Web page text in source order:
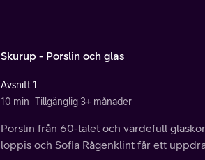
Skurup - Porslin och glas
Avsnitt 1
10 min Tillgänglig 3+ månader
Porslin från 60-talet och värdefull
loppis och Sofia Rågenklint får ett